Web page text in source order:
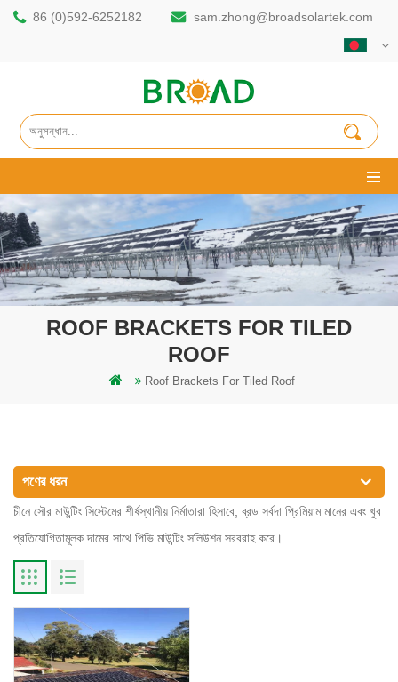
86 (0)592-6252182 sam.zhong@broadsolartek.com
ROOF BRACKETS FOR TILED
ROOF
Roof Brackets For Tiled Roof
পণের ধরন
চীনে সৌর মাউন্টিং সিস্টেমের শীর্ষস্থানীয় নির্মাতারা হিসাবে, ব্রড সর্বদা প্রিমিয়াম মানের এবং খুব
প্রতিযোগিতামূলক দামের সাথে পিভি মাউন্টিং সলিউশন সরবরাহ করে।